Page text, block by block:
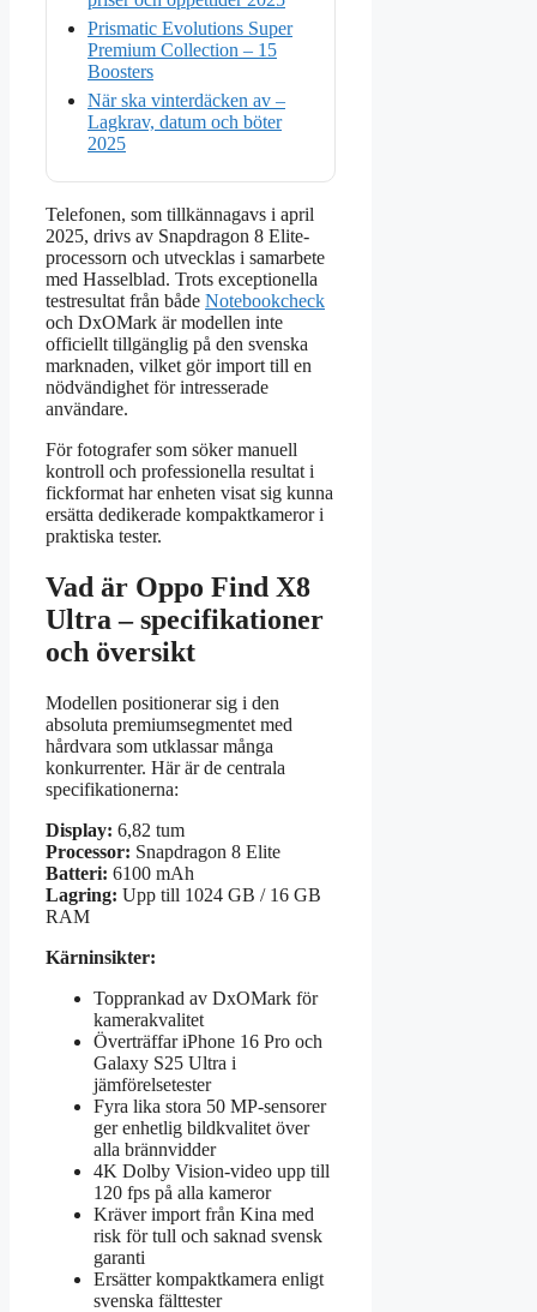
Prismatic Evolutions Super
Premium Collection – 15
Boosters
När ska vinterdäcken av –
Lagkrav, datum och böter
2025
Telefonen, som tillkännagavs i april
2025, drivs av Snapdragon 8 Elite-
processorn och utvecklas i samarbete
med Hasselblad. Trots exceptionella
testresultat från både Notebookcheck
och DxOMark är modellen inte
officiellt tillgänglig på den svenska
marknaden, vilket gör import till en
nödvändighet för intresserade
användare.
För fotografer som söker manuell
kontroll och professionella resultat i
fickformat har enheten visat sig kunna
ersätta dedikerade kompaktkameror i
praktiska tester.
Vad är Oppo Find X8
Ultra – specifikationer
och översikt
Modellen positionerar sig i den
absoluta premiumsegmentet med
hårdvara som utklassar många
konkurrenter. Här är de centrala
specifikationerna:
Display: 6,82 tum
Processor: Snapdragon 8 Elite
Batteri: 6100 mAh
Lagring: Upp till 1024 GB / 16 GB
RAM
Kärninsikter:
Topprankad av DxOMark för
kamerakvalitet
Överträffar iPhone 16 Pro och
Galaxy S25 Ultra i
jämförelsetester
Fyra lika stora 50 MP-sensorer
ger enhetlig bildkvalitet över
alla brännvidder
4K Dolby Vision-video upp till
120 fps på alla kameror
Kräver import från Kina med
risk för tull och saknad svensk
garanti
Ersätter kompaktkamera enligt
svenska fälttester